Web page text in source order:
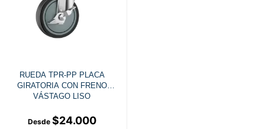
RUEDA TPR-PP PLACA
GIRATORIA CON FRENO
VÁSTAGO LISO
$24.000